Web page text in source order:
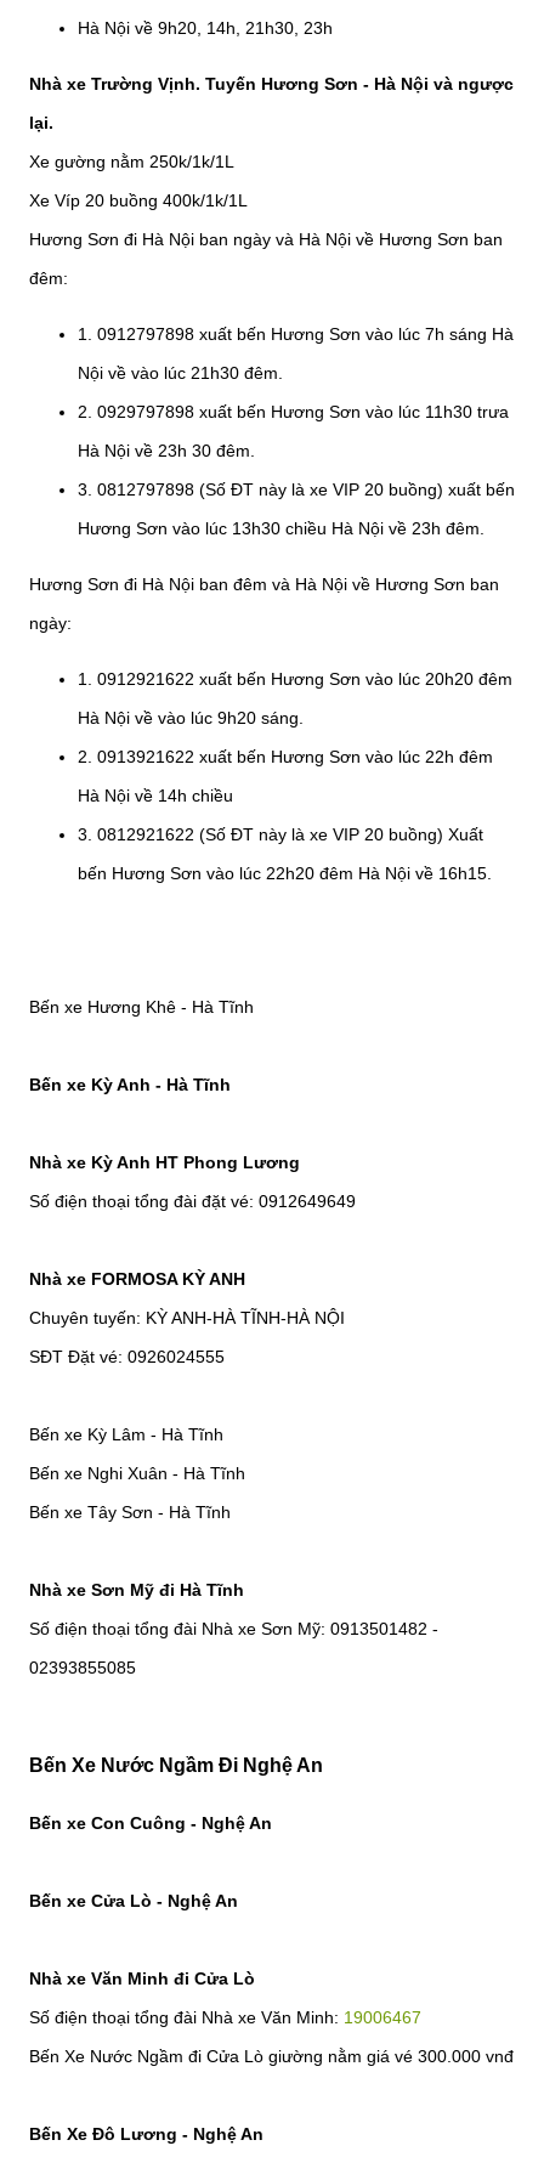
Hà Nội về 9h20, 14h, 21h30, 23h
Nhà xe Trường Vịnh. Tuyến Hương Sơn - Hà Nội và ngược
lại.
Xe gường nằm 250k/1k/1L
Xe Víp 20 buồng 400k/1k/1L
Hương Sơn đi Hà Nội ban ngày và Hà Nội về Hương Sơn ban
đêm:
1. 0912797898 xuất bến Hương Sơn vào lúc 7h sáng Hà
Nội về vào lúc 21h30 đêm.
2. 0929797898 xuất bến Hương Sơn vào lúc 11h30 trưa
Hà Nội về 23h 30 đêm.
3. 0812797898 (Số ĐT này là xe VIP 20 buồng) xuất bến
Hương Sơn vào lúc 13h30 chiều Hà Nội về 23h đêm.
Hương Sơn đi Hà Nội ban đêm và Hà Nội về Hương Sơn ban
ngày:
1. 0912921622 xuất bến Hương Sơn vào lúc 20h20 đêm
Hà Nội về vào lúc 9h20 sáng.
2. 0913921622 xuất bến Hương Sơn vào lúc 22h đêm
Hà Nội về 14h chiều
3. 0812921622 (Số ĐT này là xe VIP 20 buồng) Xuất
bến Hương Sơn vào lúc 22h20 đêm Hà Nội về 16h15.
Bến xe Hương Khê - Hà Tĩnh
Bến xe Kỳ Anh - Hà Tĩnh
Nhà xe Kỳ Anh HT Phong Lương
Số điện thoại tổng đài đặt vé: 0912649649
Nhà xe FORMOSA KỲ ANH
Chuyên tuyến: KỲ ANH-HÀ TĨNH-HÀ NỘI
SĐT Đặt vé: 0926024555
Bến xe Kỳ Lâm - Hà Tĩnh
Bến xe Nghi Xuân - Hà Tĩnh
Bến xe Tây Sơn - Hà Tĩnh
Nhà xe Sơn Mỹ đi Hà Tĩnh
Số điện thoại tổng đài Nhà xe Sơn Mỹ: 0913501482 -
02393855085
Bến Xe Nước Ngầm Đi Nghệ An
Bến xe Con Cuông - Nghệ An
Bến xe Cửa Lò - Nghệ An
Nhà xe Văn Minh đi Cửa Lò
Số điện thoại tổng đài Nhà xe Văn Minh: 19006467
Bến Xe Nước Ngầm đi Cửa Lò giường nằm giá vé 300.000 vnđ
Bến Xe Đô Lương - Nghệ An